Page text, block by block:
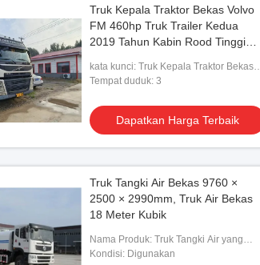
Truk Kepala Traktor Bekas Volvo
FM 460hp Truk Trailer Kedua
2019 Tahun Kabin Rood Tinggi
Jarak Panjang
kata kunci: Truk Kepala Traktor Bekas
Volvo
Tempat duduk: 3
Dapatkan Harga Terbaik
Truk Tangki Air Bekas 9760 ×
2500 × 2990mm, Truk Air Bekas
18 Meter Kubik
Nama Produk: Truk Tangki Air yang
Digunakan
Kondisi: Digunakan